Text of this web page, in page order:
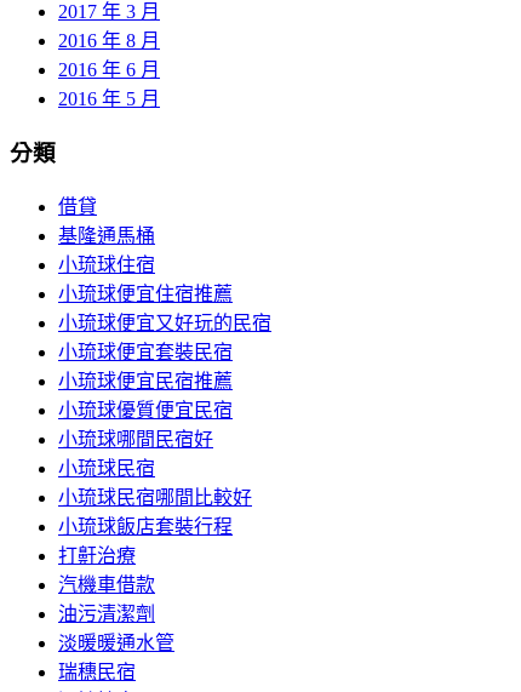
2017 年 3 月
2016 年 8 月
2016 年 6 月
2016 年 5 月
分類
借貸
基隆通馬桶
小琉球住宿
小琉球便宜住宿推薦
小琉球便宜又好玩的民宿
小琉球便宜套裝民宿
小琉球便宜民宿推薦
小琉球優質便宜民宿
小琉球哪間民宿好
小琉球民宿
小琉球民宿哪間比較好
小琉球飯店套裝行程
打鼾治療
汽機車借款
油污清潔劑
淡暖暖通水管
瑞穗民宿